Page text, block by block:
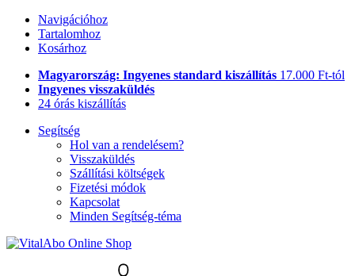
Navigációhoz
Tartalomhoz
Kosárhoz
Magyarország: Ingyenes standard kiszállítás 17.000 Ft-tól
Ingyenes visszaküldés
24 órás kiszállítás
Segítség
Hol van a rendelésem?
Visszaküldés
Szállítási költségek
Fizetési módok
Kapcsolat
Minden Segítség-téma